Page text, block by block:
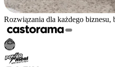
Rozwiązania dla każdego biznesu,